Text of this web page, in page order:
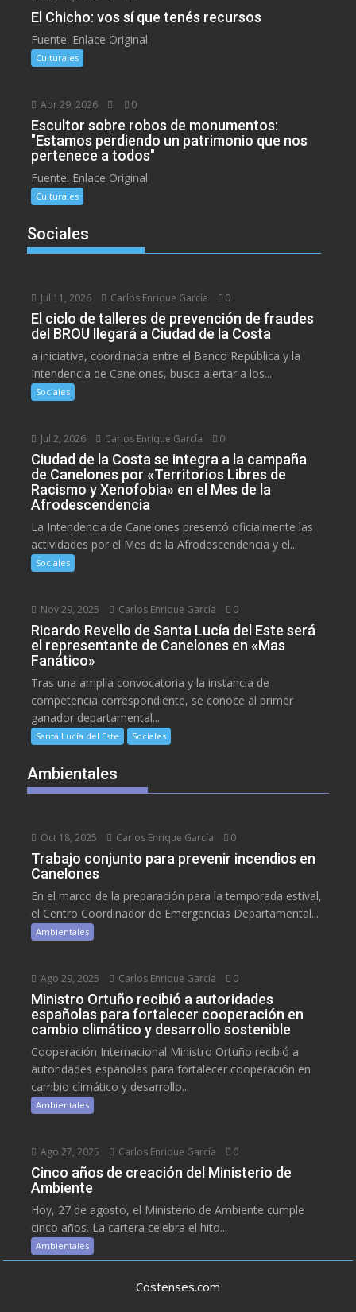
El Chicho: vos sí que tenés recursos
Fuente: Enlace Original
Culturales
Abr 29, 2026 0
Escultor sobre robos de monumentos:
"Estamos perdiendo un patrimonio que nos
pertenece a todos"
Fuente: Enlace Original
Culturales
Sociales
Jul 11, 2026 Carlos Enrique García 0
El ciclo de talleres de prevención de fraudes
del BROU llegará a Ciudad de la Costa
a iniciativa, coordinada entre el Banco República y la
Intendencia de Canelones, busca alertar a los...
Sociales
Jul 2, 2026 Carlos Enrique García 0
Ciudad de la Costa se integra a la campaña
de Canelones por «Territorios Libres de
Racismo y Xenofobia» en el Mes de la
Afrodescendencia
La Intendencia de Canelones presentó oficialmente las
actividades por el Mes de la Afrodescendencia y el...
Sociales
Nov 29, 2025 Carlos Enrique García 0
Ricardo Revello de Santa Lucía del Este será
el representante de Canelones en «Mas
Fanático»
Tras una amplia convocatoria y la instancia de
competencia correspondiente, se conoce al primer
ganador departamental...
Santa Lucía del Este Sociales
Ambientales
Oct 18, 2025 Carlos Enrique García 0
Trabajo conjunto para prevenir incendios en
Canelones
En el marco de la preparación para la temporada estival,
el Centro Coordinador de Emergencias Departamental...
Ambientales
Ago 29, 2025 Carlos Enrique García 0
Ministro Ortuño recibió a autoridades
españolas para fortalecer cooperación en
cambio climático y desarrollo sostenible
Cooperación Internacional Ministro Ortuño recibió a
autoridades españolas para fortalecer cooperación en
cambio climático y desarrollo...
Ambientales
Ago 27, 2025 Carlos Enrique García 0
Cinco años de creación del Ministerio de
Ambiente
Hoy, 27 de agosto, el Ministerio de Ambiente cumple
cinco años. La cartera celebra el hito...
Ambientales
Costenses.com